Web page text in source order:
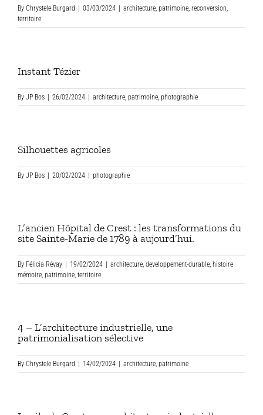
By Chrystele Burgard 03/03/2024 architecture, patrimoine, reconversion,
territoire
Instant Tézier
By JP Bos 26/02/2024 architecture, patrimoine, photographie
Silhouettes agricoles
By JP Bos 20/02/2024 photographie
L’ancien Hôpital de Crest : les transformations du
site Sainte-Marie de 1789 à aujourd’hui.
By Félicia Révay 19/02/2024 architecture, developpement-durable, histoire
mémoire, patrimoine, territoire
4 – L’architecture industrielle, une
patrimonialisation sélective
By Chrystele Burgard 14/02/2024 architecture, patrimoine